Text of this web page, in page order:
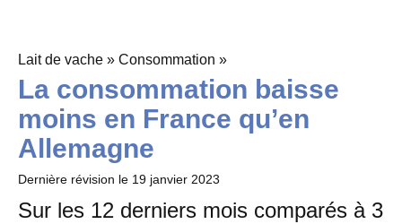
Lait de vache » Consommation »
La consommation baisse
moins en France qu’en
Allemagne
Dernière révision le 19 janvier 2023
Sur les 12 derniers mois comparés à 3